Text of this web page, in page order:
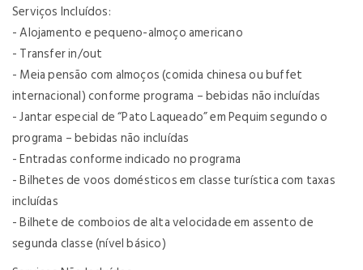
Serviços Incluídos:
- Alojamento e pequeno-almoço americano
- Transfer in/out
- Meia pensão com almoços (comida chinesa ou buffet
internacional) conforme programa – bebidas não incluídas
- Jantar especial de “Pato Laqueado” em Pequim segundo o
programa – bebidas não incluídas
- Entradas conforme indicado no programa
- Bilhetes de voos domésticos em classe turística com taxas
incluídas
- Bilhete de comboios de alta velocidade em assento de
segunda classe (nível básico)